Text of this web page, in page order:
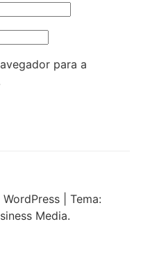
para a
Tema:
Media.